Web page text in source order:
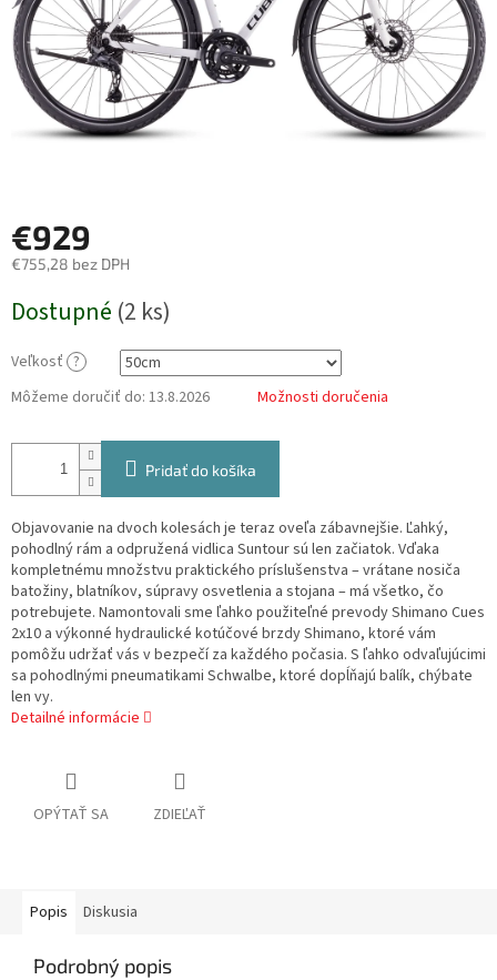
€929
€755,28 bez DPH
cena:
Dostupné (2 ks)
Veľkosť ?
Môžeme doručiť do: 13.8.2026 Možnosti doručenia
Pridať do košíka
Objavovanie na dvoch kolesách je teraz oveľa zábavnejšie. Ľahký,
pohodlný rám a odpružená vidlica Suntour sú len začiatok. Vďaka
kompletnému množstvu praktického príslušenstva – vrátane nosiča
batožiny, blatníkov, súpravy osvetlenia a stojana – má všetko, čo
potrebujete. Namontovali sme ľahko použiteľné prevody Shimano Cues
2x10 a výkonné hydraulické kotúčové brzdy Shimano, ktoré vám
pomôžu udržať vás v bezpečí za každého počasia. S ľahko odvaľujúcimi
sa pohodlnými pneumatikami Schwalbe, ktoré dopĺňajú balík, chýbate
len vy.
Detailné informácie
OPÝTAŤ SA ZDIEĽAŤ
Popis Diskusia
Podrobný popis